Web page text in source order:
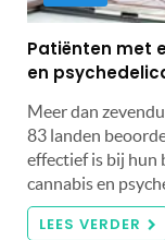
Patiënten met
en
Meer dan
83 landen
effectief is bij hun
cannabis en
LEES VERDER